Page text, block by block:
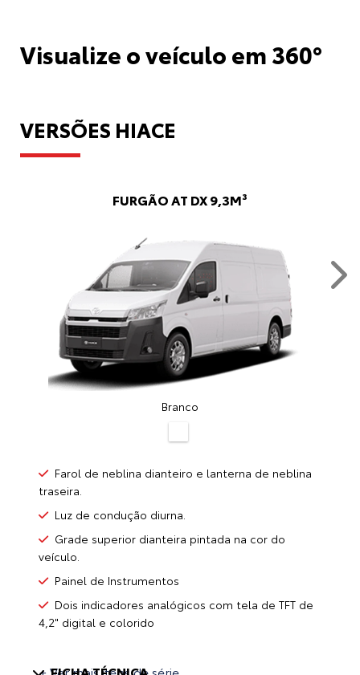
Visualize o veículo em 360°
VERSÕES HIACE
FURGÃO AT DX 9,3M³
Branco
Farol de neblina dianteiro e lanterna de neblina
traseira.
Luz de condução diurna.
Grade superior dianteira pintada na cor do
veículo.
Painel de Instrumentos
Dois indicadores analógicos com tela de TFT de
4,2" digital e colorido
+ Ver mais itens de série
FICHA TÉCNICA